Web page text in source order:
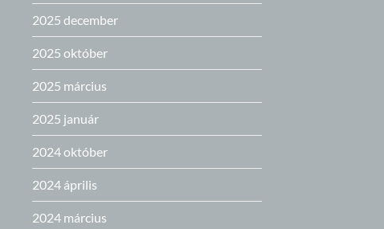
2025 december
2025 október
2025 március
2025 január
2024 október
2024 április
2024 március